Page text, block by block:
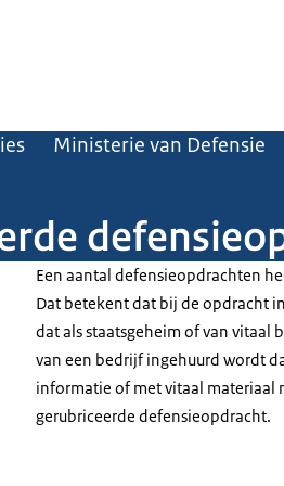
Ministerie van Defensie
Een aantal defensieopdrachten
Dat betekent dat bij de opdracht
dat als staatsgeheim of van vitaal
van een bedrijf ingehuurd wordt
informatie of met vitaal materiaal
gerubriceerde defensieopdracht.